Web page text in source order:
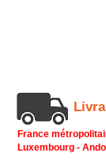
France
Luxembourg -